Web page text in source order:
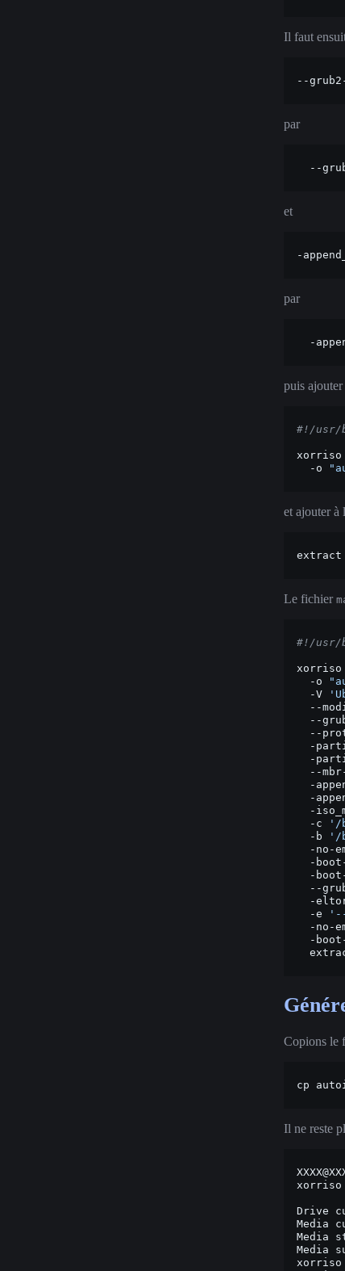
Il faut
--
par
--
et
-
par
-
puis
#!/usr/
xorriso
-o
et ajouter à
Le fichier
#!/usr/
xorriso
-o
-V
--
--
--
-
-
--
-
-
-
-c
'/
-b
'/
-no-
-
-
--
-
-e
-no-
-
Copions le
cp
Il ne reste
xorriso
Drive
Media
Media
Media
xorriso